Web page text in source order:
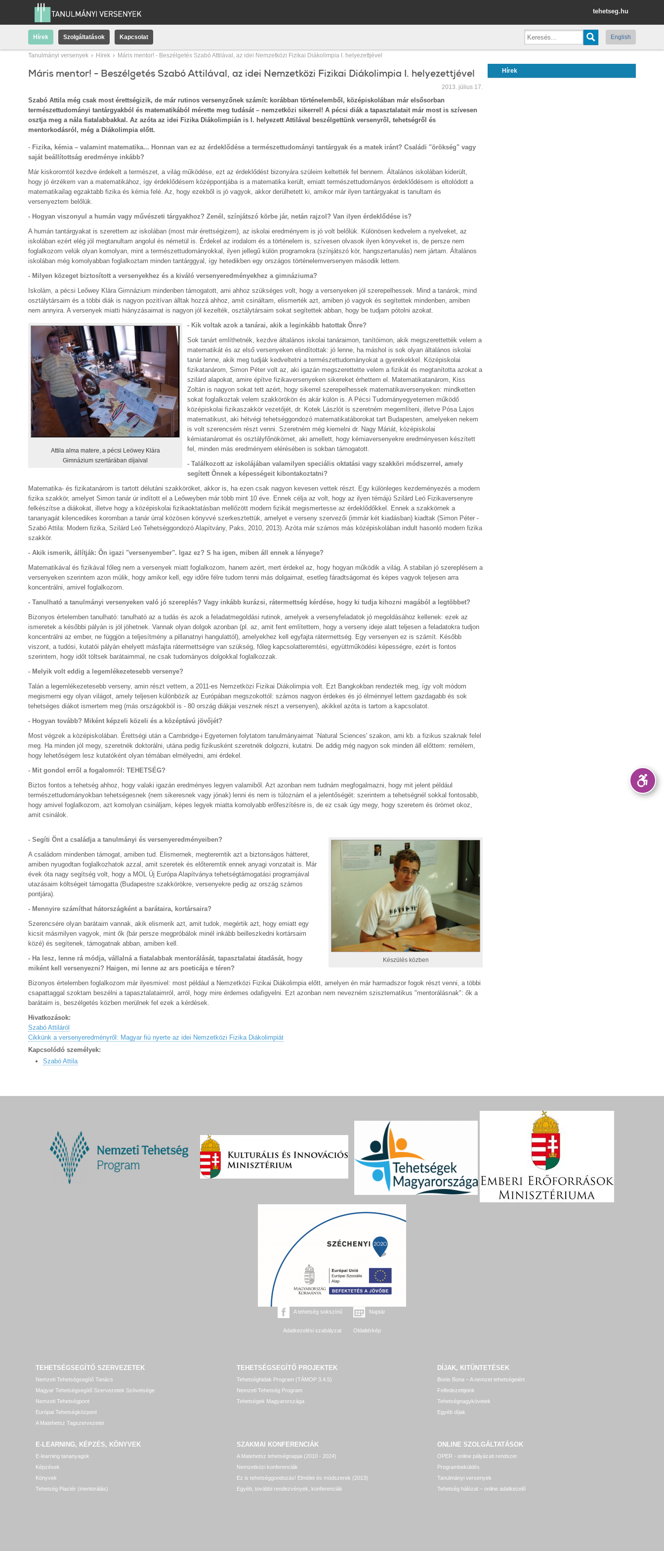
tehetseg.hu
Hírek Szolgáltatások Kapcsolat English
Tanulmányi versenyek Hírek Máris mentor! - Beszélgetés Szabó Attilával, az idei Nemzetközi Fizikai Diákolimpia I. helyezettjével
Máris mentor! - Beszélgetés Szabó Attilával, az idei Nemzetközi Fizikai Diákolimpia I. helyezettjével
2013. július 17.
Szabó Attila még csak most érettségizik, de már rutinos versenyzőnek számít: korábban történelemből, középiskolában már elsősorban
természettudományi tantárgyakból és matematikából mérette meg tudását – nemzetközi sikerrel! A pécsi diák a tapasztalatait már most is szívesen
osztja meg a nála fiatalabbakkal. Az azóta az idei Fizika Diákolimpián is I. helyezett Attilával beszélgettünk versenyről, tehetségről és
mentorkodásról, még a Diákolimpia előtt.
- Fizika, kémia – valamint matematika... Honnan van ez az érdeklődése a természettudományi tantárgyak és a matek iránt? Családi "örökség" vagy
saját beállítottság eredménye inkább?
Már kiskoromtól kezdve érdekelt a természet, a világ működése, ezt az érdeklődést bizonyára szüleim keltették fel bennem. Általános iskolában kiderült,
hogy jó érzékem van a matematikához, így érdeklődésem középpontjába is a matematika került, emiatt természettudományos érdeklődésem is eltolódott a
matematikailag egzaktabb fizika és kémia felé. Az, hogy ezekből is jó vagyok, akkor derülhetett ki, amikor már ilyen tantárgyakat is tanultam és
versenyeztem belőlük.
- Hogyan viszonyul a humán vagy művészeti tárgyakhoz? Zenél, színjátszó körbe jár, netán rajzol? Van ilyen érdeklődése is?
A humán tantárgyakat is szerettem az iskolában (most már érettségizem), az iskolai eredményem is jó volt belőlük. Különösen kedvelem a nyelveket, az
iskolában ezért elég jól megtanultam angolul és németül is. Érdekel az irodalom és a történelem is, szívesen olvasok ilyen könyveket is, de persze nem
foglalkozom velük olyan komolyan, mint a természettudományokkal, ilyen jellegű külön programokra (színjátszó kör, hangszertanulás) nem jártam. Általános
iskolában még komolyabban foglalkoztam minden tantárggyal, így hetedikben egy országos történelemversenyen második lettem.
- Milyen közeget biztosított a versenyekhez és a kiváló versenyeredményekhez a gimnáziuma?
Iskolám, a pécsi Leőwey Klára Gimnázium mindenben támogatott, ami ahhoz szükséges volt, hogy a versenyeken jól szerepelhessek. Mind a tanárok, mind
osztálytársaim és a többi diák is nagyon pozitívan álltak hozzá ahhoz, amit csináltam, elismerték azt, amiben jó vagyok és segítettek mindenben, amiben
nem annyira. A versenyek miatti hiányzásaimat is nagyon jól kezelték, osztálytársaim sokat segítettek abban, hogy be tudjam pótolni azokat.
Attila alma matere, a pécsi Leöwey Klára
Gimnázium szertárában díjaival
- Kik voltak azok a tanárai, akik a leginkább hatottak Önre?
Sok tanárt említhetnék, kezdve általános iskolai tanáraimon, tanítóimon, akik megszerettették velem a
matematikát és az első versenyeken elindítottak: jó lenne, ha máshol is sok olyan általános iskolai
tanár lenne, akik meg tudják kedveltetni a természettudományokat a gyerekekkel. Középiskolai
fizikatanárom, Simon Péter volt az, aki igazán megszerettette velem a fizikát és megtanította azokat a
szilárd alapokat, amire építve fizikaversenyeken sikereket érhettem el. Matematikatanárom, Kiss
Zoltán is nagyon sokat tett azért, hogy sikerrel szerepelhessek matematikaversenyeken: mindketten
sokat foglalkoztak velem szakkörökön és akár külön is. A Pécsi Tudományegyetemen működő
középiskolai fizikaszakkör vezetőjét, dr. Kotek Lászlót is szeretném megemlíteni, illetve Pósa Lajos
matematikust, aki hétvégi tehetséggondozó matematikatáborokat tart Budapesten, amelyeken nekem
is volt szerencsém részt venni. Szeretném még kiemelni dr. Nagy Máriát, középiskolai
kémiatanáromat és osztályfőnökömet, aki amellett, hogy kémiaversenyekre eredményesen készített
fel, minden más eredményem elérésében is sokban támogatott.
- Találkozott az iskolájában valamilyen speciális oktatási vagy szakköri módszerrel, amely
segített Önnek a képességeit kibontakoztatni?
Matematika- és fizikatanárom is tartott délutáni szakköröket, akkor is, ha ezen csak nagyon kevesen vettek részt. Egy különleges kezdeményezés a modern
fizika szakkör, amelyet Simon tanár úr indított el a Leőweyben már több mint 10 éve. Ennek célja az volt, hogy az ilyen témájú Szilárd Leó Fizikaversenyre
felkészítse a diákokat, illetve hogy a középiskolai fizikaoktatásban mellőzött modern fizikát megismertesse az érdeklődőkkel. Ennek a szakkörnek a
tananyagát kilencedikes koromban a tanár úrral közösen könyvvé szerkesztettük, amelyet e verseny szervezői (immár két kiadásban) kiadtak (Simon Péter -
Szabó Attila: Modern fizika, Szilárd Leó Tehetséggondozó Alapítvány, Paks, 2010, 2013). Azóta már számos más középiskolában indult hasonló modern fizika
szakkör.
- Akik ismerik, állítják: Ön igazi "versenyember". Igaz ez? S ha igen, miben áll ennek a lényege?
Matematikával és fizikával főleg nem a versenyek miatt foglalkozom, hanem azért, mert érdekel az, hogy hogyan működik a világ. A stabilan jó szereplésem a
versenyeken szerintem azon múlik, hogy amikor kell, egy időre félre tudom tenni más dolgaimat, esetleg fáradtságomat és képes vagyok teljesen arra
koncentrálni, amivel foglalkozom.
- Tanulható a tanulmányi versenyeken való jó szereplés? Vagy inkább kurázsi, rátermettség kérdése, hogy ki tudja kihozni magából a legtöbbet?
Bizonyos értelemben tanulható: tanulható az a tudás és azok a feladatmegoldási rutinok, amelyek a versenyfeladatok jó megoldásához kellenek: ezek az
ismeretek a későbbi pályán is jól jöhetnek. Vannak olyan dolgok azonban (pl. az, amit fent említettem, hogy a verseny ideje alatt teljesen a feladatokra tudjon
koncentrálni az ember, ne függjön a teljesítmény a pillanatnyi hangulattól), amelyekhez kell egyfajta rátermettség. Egy versenyen ez is számít. Később
viszont, a tudósi, kutatói pályán ehelyett másfajta rátermettségre van szükség, főleg kapcsolatteremtési, együttműködési képességre, ezért is fontos
szerintem, hogy időt töltsek barátaimmal, ne csak tudományos dolgokkal foglalkozzak.
- Melyik volt eddig a legemlékezetesebb versenye?
Talán a legemlékezetesebb verseny, amin részt vettem, a 2011-es Nemzetközi Fizikai Diákolimpia volt. Ezt Bangkokban rendezték meg, így volt módom
megismerni egy olyan világot, amely teljesen különbözik az Európában megszokottól: számos nagyon érdekes és jó élménnyel lettem gazdagabb és sok
tehetséges diákot ismertem meg (más országokból is - 80 ország diákjai vesznek részt a versenyen), akikkel azóta is tartom a kapcsolatot.
- Hogyan tovább? Miként képzeli közeli és a középtávú jövőjét?
Most végzek a középiskolában. Érettségi után a Cambridge-i Egyetemen folytatom tanulmányaimat `Natural Sciences' szakon, ami kb. a fizikus szaknak felel
meg. Ha minden jól megy, szeretnék doktorálni, utána pedig fizikusként szeretnék dolgozni, kutatni. De addig még nagyon sok minden áll előttem: remélem,
hogy lehetőségem lesz kutatóként olyan témában elmélyedni, ami érdekel.
- Mit gondol erről a fogalomról: TEHETSÉG?
Biztos fontos a tehetség ahhoz, hogy valaki igazán eredményes legyen valamiből. Azt azonban nem tudnám megfogalmazni, hogy mit jelent például
természettudományokban tehetségesnek (nem sikeresnek vagy jónak) lenni és nem is túloznám el a jelentőségét: szerintem a tehetségnél sokkal fontosabb,
hogy amivel foglalkozom, azt komolyan csináljam, képes legyek miatta komolyabb erőfeszítésre is, de ez csak úgy megy, hogy szeretem és örömet okoz,
amit csinálok.
Készülés közben
- Segíti Önt a családja a tanulmányi és versenyeredményeiben?
A családom mindenben támogat, amiben tud. Elismernek, megteremtik azt a biztonságos hátteret,
amiben nyugodtan foglalkozhatok azzal, amit szeretek és előteremtik ennek anyagi vonzatait is. Már
évek óta nagy segítség volt, hogy a MOL Új Európa Alapítványa tehetségtámogatási programjával
utazásaim költségeit támogatta (Budapestre szakkörökre, versenyekre pedig az ország számos
pontjára).
- Mennyire számíthat hátországként a barátaira, kortársaira?
Szerencsére olyan barátaim vannak, akik elismerik azt, amit tudok, megértik azt, hogy emiatt egy
kicsit másmilyen vagyok, mint ők (bár persze megpróbálok minél inkább beilleszkedni kortársaim
közé) és segítenek, támogatnak abban, amiben kell.
- Ha lesz, lenne rá módja, vállalná a fiatalabbak mentorálását, tapasztalatai átadását, hogy
miként kell versenyezni? Haigen, mi lenne az ars poeticája e téren?
Bizonyos értelemben foglalkozom már ilyesmivel: most például a Nemzetközi Fizikai Diákolimpia előtt, amelyen én már harmadszor fogok részt venni, a többi
csapattaggal szoktam beszélni a tapasztalataimról, arról, hogy mire érdemes odafigyelni. Ezt azonban nem nevezném szisztematikus "mentorálásnak": ők a
barátaim is, beszélgetés közben merülnek fel ezek a kérdések.
Hivatkozások:
Szabó Attiláról
Cikkünk a versenyeredményről: Magyar fiú nyerte az idei Nemzetközi Fizika Diákolimpiát
Kapcsolódó személyek:
Szabó Attila
Hírek
A tehetség sokszínű Naptár
Adatkezelési szabályzat Oldaltérkép
TEHETSÉGSEGÍTŐ SZERVEZETEK
Nemzeti Tehetségsegítő Tanács
Magyar Tehetségsegítő Szervezetek Szövetsége
Nemzeti Tehetségpont
Európai Tehetségközpont
A Matehetsz Tagszervezetei
TEHETSÉGSEGÍTŐ PROJEKTEK
Tehetséghidak Program (TÁMOP 3.4.5)
Nemzeti Tehetség Program
Tehetségek Magyarországa
DÍJAK, KITÜNTETÉSEK
Bonis Bona – A nemzet tehetségeiért
Felfedezettjeink
Tehetségnagykövetek
Egyéb díjak
E-LEARNING, KÉPZÉS, KÖNYVEK
E-learning tananyagok
Képzések
Könyvek
Tehetség Piactér (mentorálás)
SZAKMAI KONFERENCIÁK
A Matehetsz tehetségnapjai (2010 - 2024)
Nemzetközi konferenciák
Ez is tehetséggondozás! Elmélet és módszerek (2013)
Egyéb, további rendezvények, konferenciák
ONLINE SZOLGÁLTATÁSOK
OPER - online pályázati rendszer
Programbeküldés
Tanulmányi versenyek
Tehetség hálózat – online adatkezelő